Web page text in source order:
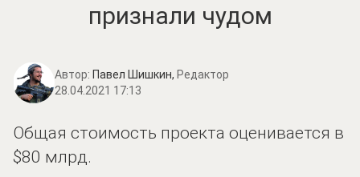
признали чудом
Автор: Павел Шишкин, Редактор
28.04.2021 17:13
Общая стоимость проекта оценивается в
$80 млрд.